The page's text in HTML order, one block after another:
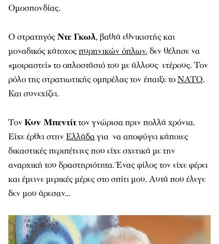
Ομοσπονδίας.
Ο στρατηγόςΝτε Γκωλ, βαθιά εθνικιστής και
μοναδικός κάτοχοςπυρηνικών όπλων, δεν θέλησε να
«μοιραστεί» το οπλοστάσιό του με άλλους ετέρους. Τον
ρόλο της στρατιωτικής ομπρέλας τον έπαιξε τοΝΑΤΟ.
Και συνεχίζει.
Τον Κον Μπεντίττον γνώρισα πριν πολλά χρόνια.
Είχε έρθει στην Ελλάδαγια να αποφύγει κάποιες
δικαστικές περιπέτειες που είχε σχετικά με την
αναρχική του δραστηριότητα. Ένας φίλος τον είχε φέρει
και έμεινε μερικές μέρες στο σπίτι μου. Αυτά που έλεγε
δεν μου άρεσαν…